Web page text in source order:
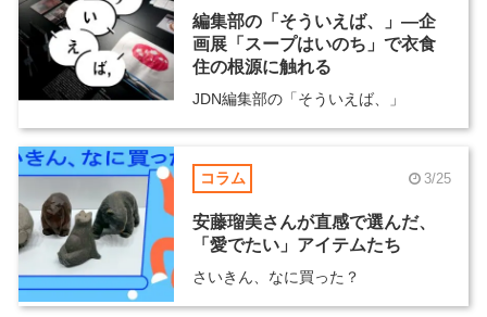
編集部の「そういえば、」―企
画展「スープはいのち」で衣食
住の根源に触れる
JDN編集部の「そういえば、」
コラム 3/25
安藤瑠美さんが直感で選んだ、
「愛でたい」アイテムたち
さいきん、なに買った？